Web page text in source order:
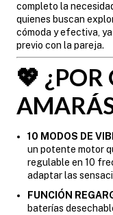
completo la
quienes buscan
cómoda y efectiva,
previo con la pareja.
💖 ¿POR
10 MODOS DE
un potente motor
regulable en 10
adaptar las
FUNCIÓN
baterías